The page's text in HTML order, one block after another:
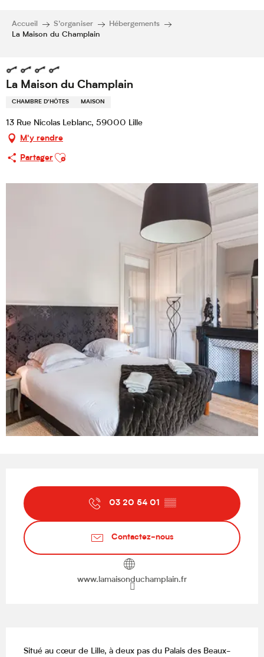
Accueil S’organiser
Hébergements
La Maison du Champlain
La Maison du Champlain
CHAMBRE D'HÔTES MAISON
13 Rue Nicolas Leblanc, 59000 Lille
M'y rendre
Partager
Ajouter aux favoris
03 20 54 01 ▒▒
Contactez-nous
www.lamaisonduchamplain.fr
Situé au cœur de Lille, à deux pas du Palais des Beaux-